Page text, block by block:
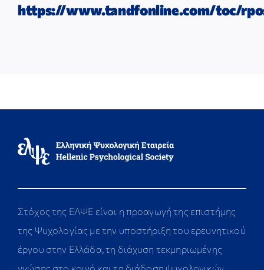
https://www.tandfonline.com/toc/
Στόχος της ΕΛΨΕ είναι η προαγωγή της επιστήμης
της Ψυχολογίας με την υποστήριξη του ερευνητικού
έργου στην Ελλάδα, τη διάχυση τεκμηριωμένης